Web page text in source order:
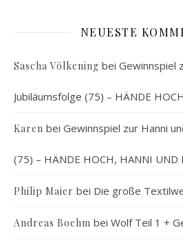
NEUESTE
Sascha Völkening bei Gewinnspiel
Jubiläumsfolge (75) – HÄNDE
Karen bei Gewinnspiel zur Hanni
(75) – HÄNDE HOCH, HANNI UND
Philip Maier bei Die große
Andreas Boehm bei Wolf Teil 1 +